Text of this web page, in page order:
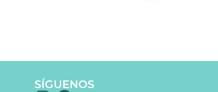
SÍGUENOS